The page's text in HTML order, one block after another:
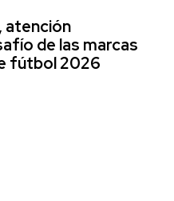
atención
de las marcas
fútbol 2026